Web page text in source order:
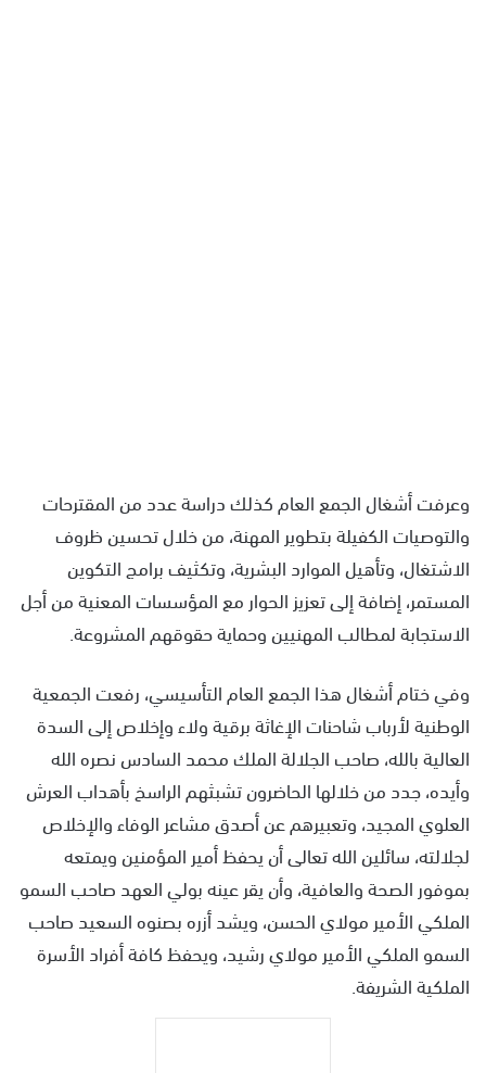
وعرفت أشغال الجمع العام كذلك دراسة عدد من المقترحات
والتوصيات الكفيلة بتطوير المهنة، من خلال تحسين ظروف
الاشتغال، وتأهيل الموارد البشرية، وتكثيف برامج التكوين
المستمر، إضافة إلى تعزيز الحوار مع المؤسسات المعنية من أجل
الاستجابة لمطالب المهنيين وحماية حقوقهم المشروعة.
وفي ختام أشغال هذا الجمع العام التأسيسي، رفعت الجمعية
الوطنية لأرباب شاحنات الإغاثة برقية ولاء وإخلاص إلى السدة
العالية بالله، صاحب الجلالة الملك محمد السادس نصره الله
وأيده، جدد من خلالها الحاضرون تشبثهم الراسخ بأهداب العرش
العلوي المجيد، وتعبيرهم عن أصدق مشاعر الوفاء والإخلاص
لجلالته، سائلين الله تعالى أن يحفظ أمير المؤمنين ويمتعه
بموفور الصحة والعافية، وأن يقر عينه بولي العهد صاحب السمو
الملكي الأمير مولاي الحسن، ويشد أزره بصنوه السعيد صاحب
السمو الملكي الأمير مولاي رشيد، ويحفظ كافة أفراد الأسرة
الملكية الشريفة.